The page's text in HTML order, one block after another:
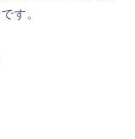
す。